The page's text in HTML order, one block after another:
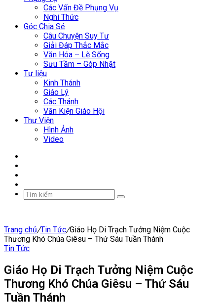
Các Vấn Đề Phụng Vụ
Nghi Thức
Góc Chia Sẻ
Câu Chuyện Suy Tư
Giải Đáp Thắc Mắc
Văn Hóa – Lẽ Sống
Sưu Tầm – Góp Nhặt
Tư liệu
Kinh Thánh
Giáo Lý
Các Thánh
Văn Kiện Giáo Hội
Thư Viện
Hình Ảnh
Video
Tìm
Trang chủ/Tin Tức/Giáo Họ Di Trạch Tưởng Niệm Cuộc
Thương Khó Chúa Giêsu – Thứ Sáu Tuần Thánh
Tin Tức
Giáo Họ Di Trạch Tưởng Niệm Cuộc
Thương Khó Chúa Giêsu – Thứ Sáu
Tuần Thánh